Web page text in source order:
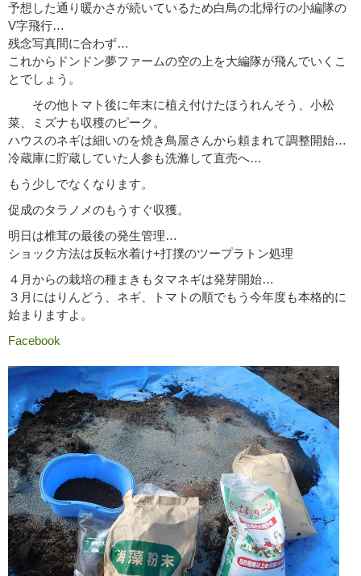
予想した通り暖かさが続いているため白鳥の北帰行の小編隊の
V字飛行…
残念写真間に合わず…
これからドンドン夢ファームの空の上を大編隊が飛んでいくこ
とでしょう。
その他トマト後に年末に植え付けたほうれんそう、小松
菜、ミズナも収穫のピーク。
ハウスのネギは細いのを焼き鳥屋さんから頼まれて調整開始…
冷蔵庫に貯蔵していた人参も洗滌して直売へ…
もう少しでなくなります。
促成のタラノメのもうすぐ収獲。
明日は椎茸の最後の発生管理…
ショック方法は反転水着け+打撲のツープラトン処理
４月からの栽培の種まきもタマネギは発芽開始…
３月にはりんどう、ネギ、トマトの順でもう今年度も本格的に
始まりますよ。
Facebook